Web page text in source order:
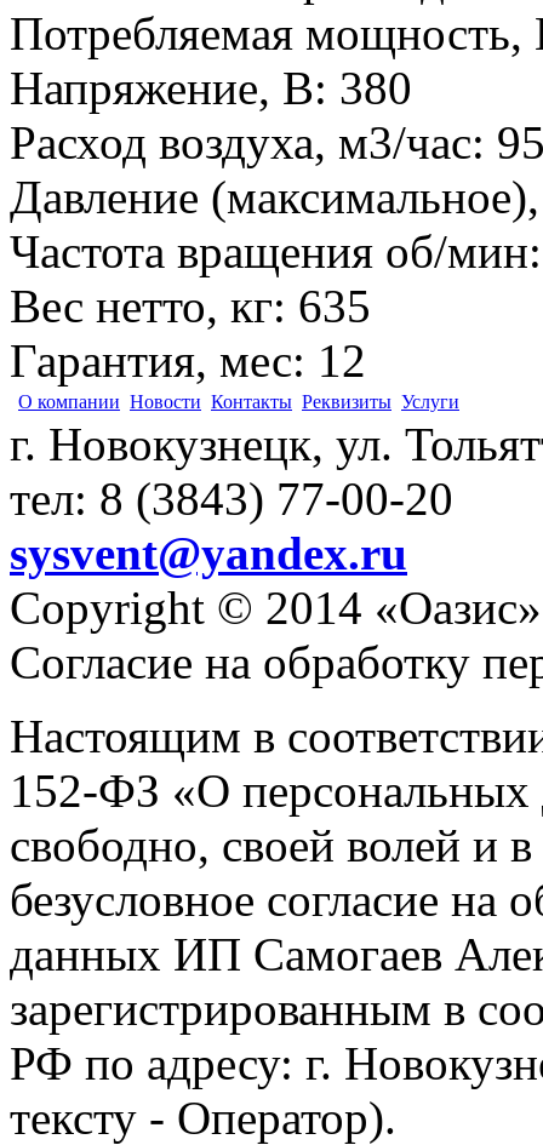
Потребляемая мощность,
Напряжение, В: 380
Расход воздуха, м3/час:
Давление
Частота вращения об/мин
Вес нетто, кг: 635
Гарантия, мес: 12
О компании Новости Контакты Реквизиты Услуги
г. Новокузнецк, ул.
тел: 8 (3843) 77-00-20
sysvent@yandex.ru
Copyright © 2014 «Оазис»
Согласие на обработку
Настоящим в
152-ФЗ «О персональных
свободно, своей волей и
безусловное согласие на
данных ИП Самогаев
зарегистрированным в
РФ по адресу: г.
тексту - Оператор).